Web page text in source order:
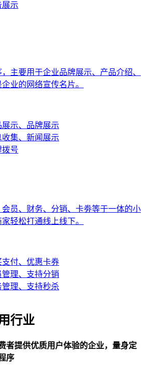
展示
主要用于企业品牌展示、产品介绍、
业的网络宣传名片。
示、品牌展示
集、新闻展示
拨号
员、财务、分销、卡劵等于一体的小
轻松打通线上线下。
付、优惠卡券
理、支持分销
理、支持秒杀
行业
者提供优质用户体验的企业，量身定
序